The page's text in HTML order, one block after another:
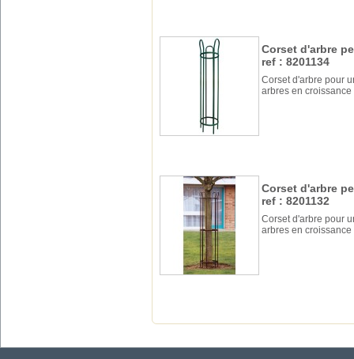
Corset d'arbre
ref : 8201134
Corset d'arbre pour
arbres en
Corset d'arbre
ref : 8201132
Corset d'arbre pour
arbres en